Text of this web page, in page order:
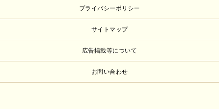
プライバシーポリシー
サイトマップ
広告掲載等について
お問い合わせ